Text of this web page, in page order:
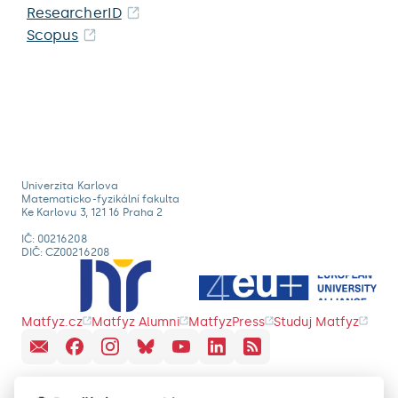
ResearcherID
Scopus
Univerzita Karlova
Matematicko-fyzikální fakulta
Ke Karlovu 3, 121 16 Praha 2
IČ: 00216208
DIČ: CZ00216208
Matfyz.cz Matfyz Alumni MatfyzPress Studuj Matfyz